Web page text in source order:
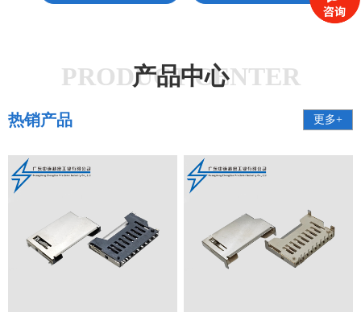
PRODUCT CENTER
产品中心
热销产品 更多+